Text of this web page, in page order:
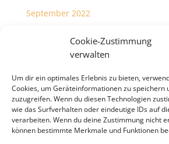
Cookie-Zustimmung
verwalten
Um dir ein optimales Erlebnis zu bieten,
Cookies, um Geräteinformationen zu speichern
zuzugreifen. Wenn du diesen Technologien
wie das Surfverhalten oder eindeutige IDs auf
verarbeiten. Wenn du deine Zustimmung nicht
können bestimmte Merkmale und Funktionen
September 2022
Kategorien
Meta
Anmelden